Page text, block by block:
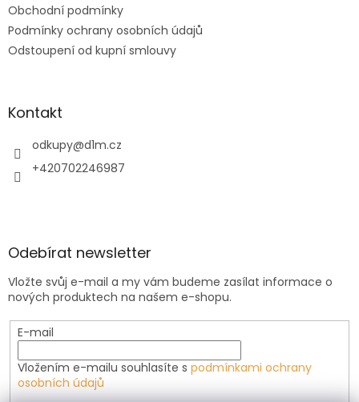
Obchodní podmínky
Podmínky ochrany osobních údajů
Odstoupení od kupní smlouvy
Kontakt
odkupy@d1m.cz
+420702246987
Odebírat newsletter
Vložte svůj e-mail a my vám budeme zasílat informace o
nových produktech na našem e-shopu.
E-mail
Vložením e-mailu souhlasíte s podmínkami ochrany
osobních údajů